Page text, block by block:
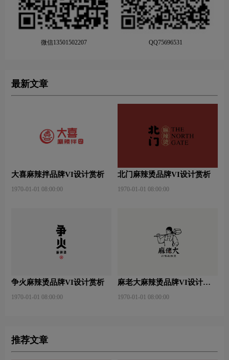
微信13501502207 QQ75696531
最新文章
大喜麻辣拌品牌VI设计赏析
1970-01-01 08:00:00
北门麻辣烫品牌VI设计赏析
1970-01-01 08:00:00
争火麻辣烫品牌VI设计赏析
1970-01-01 08:00:00
麻老大麻辣烫品牌VI设计赏
1970-01-01 08:00:00
推荐文章